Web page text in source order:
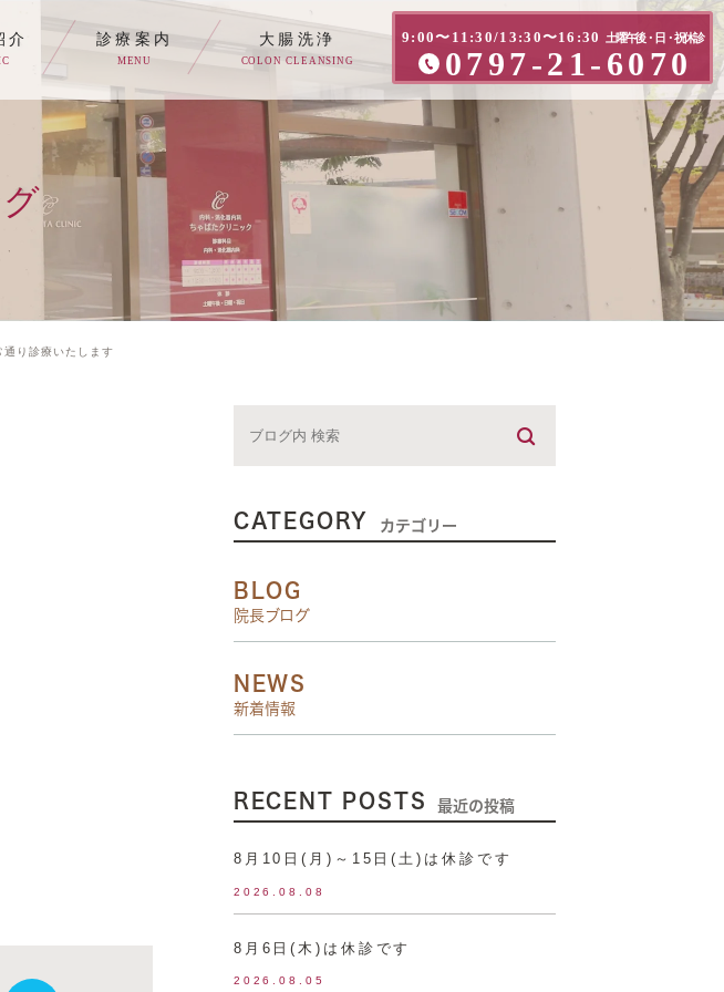
9:00〜11:30/13:30〜16:30 土曜午後・日・祝休診
0797-21-6070
介 診療案内
MENU
各種内視鏡検査について
生活習慣病
消化器内科・内科
トイレの症状でお悩みの方へ
大腸洗浄
COLON CLEANSING
通り診療いたします
CATEGORY カテゴリー
BLOG
院長ブログ
NEWS
新着情報
RECENT POSTS 最近の投稿
8月10日(月)～15日(土)は休診です
2026.08.08
8月6日(木)は休診です
2026.08.05